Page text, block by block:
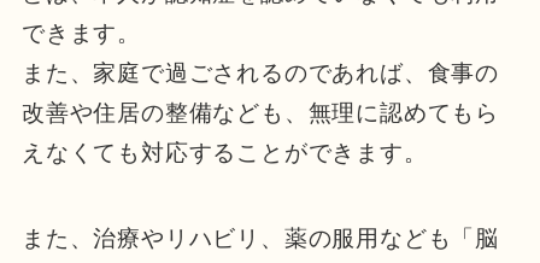
できます。
また、家庭で過ごされるのであれば、食事の
改善や住居の整備なども、無理に認めてもら
えなくても対応することができます。
また、治療やリハビリ、薬の服用なども「脳